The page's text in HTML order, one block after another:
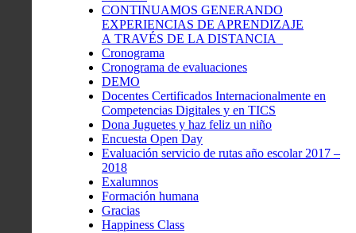
CONTINUAMOS GENERANDO
EXPERIENCIAS DE APRENDIZAJE
A TRAVÉS DE LA DISTANCIA
Cronograma
Cronograma de evaluaciones
DEMO
Docentes Certificados Internacionalmente en
Competencias Digitales y en TICS
Dona Juguetes y haz feliz un niño
Encuesta Open Day
Evaluación servicio de rutas año escolar 2017 –
2018
Exalumnos
Formación humana
Gracias
Happiness Class